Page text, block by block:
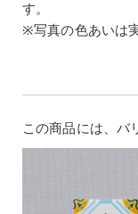
す。
※写真の色あいは
この商品には、バ